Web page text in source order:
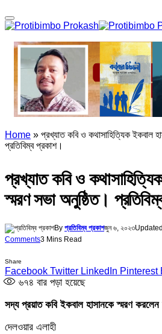
Home » প্রখ্যাত কবি ও কথাসাহিত্যিক ইকবাল
প্রতিবিম্ব প্রকাশ।
প্রখ্যাত কবি ও
স্মরণ সভা অনুষ্ঠিত।
By প্রতিবিম্ব প্রকাশজুন ৬, ২০২৩
Comments3 Mins Read
Share
Facebook Twitter LinkedIn Pinterest
৬৭৪ বার পড়া হয়েছে
সদ্য প্রয়াত কবি ইকবাল হাসানকে স্মরণ করলেন
দেলওয়ার এলাহী